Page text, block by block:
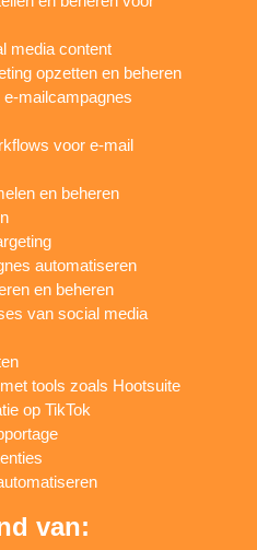
media content
opzetten en beheren
mailcampagnes
voor e-mail
en beheren
automatiseren
en beheren
van social media
tools zoals Hootsuite
op TikTok
van: